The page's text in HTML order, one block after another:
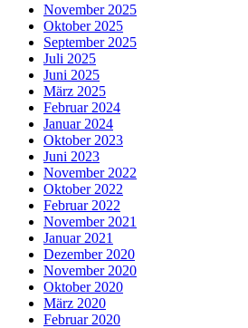
November 2025
Oktober 2025
September 2025
Juli 2025
Juni 2025
März 2025
Februar 2024
Januar 2024
Oktober 2023
Juni 2023
November 2022
Oktober 2022
Februar 2022
November 2021
Januar 2021
Dezember 2020
November 2020
Oktober 2020
März 2020
Februar 2020